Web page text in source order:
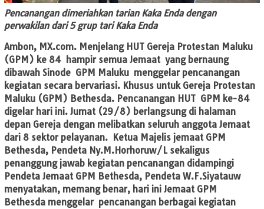
Pencanangan dimeriahkan tarian Kaka Enda dengan
perwakilan dari 5 grup tari Kaka Enda
Ambon, MX.com. Menjelang HUT Gereja Protestan Maluku
(GPM) ke 84 hampir semua Jemaat yang bernaung
dibawah Sinode GPM Maluku menggelar pencanangan
kegiatan secara bervariasi. Khusus untuk Gereja Protestan
Maluku (GPM) Bethesda. Pencanangan HUT GPM ke-84
digelar hari ini. Jumat (29/8) berlangsung di halaman
depan Gereja dengan melibatkan seluruh anggota Jemaat
dari 8 sektor pelayanan. Ketua Majelis jemaat GPM
Bethesda, Pendeta Ny.M.Horhoruw/L sekaligus
penanggung jawab kegiatan pencanangan didampingi
Pendeta Jemaat GPM Bethesda, Pendeta W.F.Siyatauw
menyatakan, memang benar, hari ini Jemaat GPM
Bethesda menggelar pencanangan berbagai kegiatan